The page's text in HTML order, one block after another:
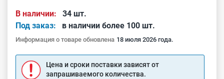
В наличии:
34 шт.
Под заказ:
в наличии более 100 шт.
Информация о товаре обновлена 18 июля 2026 года.
Цена и сроки поставки зависят от
запрашиваемого количества.